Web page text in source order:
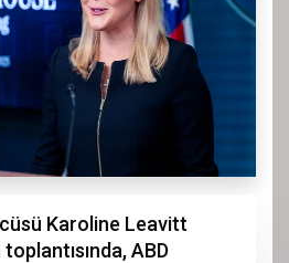
Karoline Leavitt
ABD